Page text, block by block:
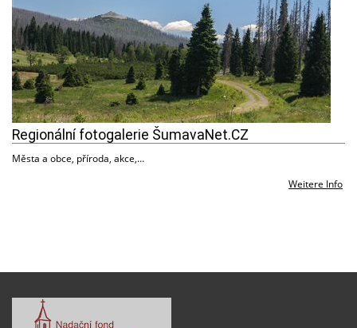
Regionální fotogalerie ŠumavaNet.CZ
Města a obce, příroda, akce,…
Weitere Info